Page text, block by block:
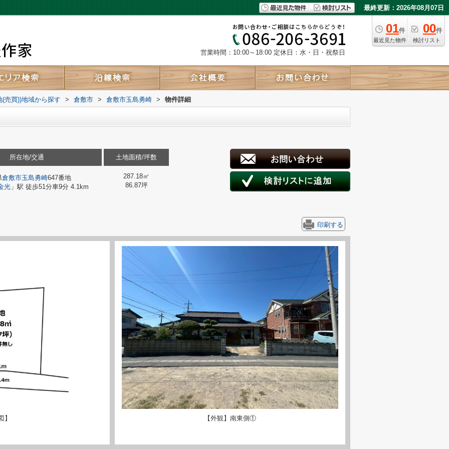
最終更新：2026年08月07日
01件
最近見た物件
00件
検討リスト
営業時間：10:00～18:00 定休日：水・日・祝祭日
(売買))地域から探す > 倉敷市 > 倉敷市玉島勇崎 > 物件詳細
所在地/交通
倉敷市玉島勇崎647番地
光」駅 徒歩51分車9分 4.1km
土地面積/坪数
287.18㎡
86.87坪
印刷する
】 【外観】南東側①